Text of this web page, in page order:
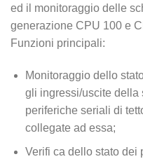
ed il monitoraggio delle
generazione CPU 100 e
Funzioni principali:
Monitoraggio dello
gli ingressi/uscite della
periferiche seriali di
collegate ad essa;
Verifi ca dello stato dei